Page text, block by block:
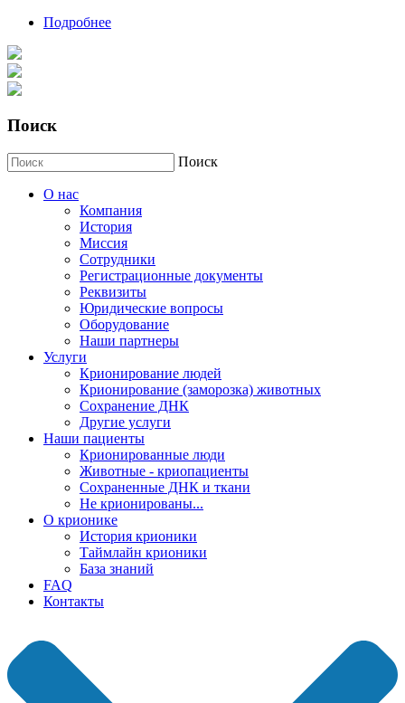
Подробнее
Поиск
Поиск
О нас
Компания
История
Миссия
Сотрудники
Регистрационные документы
Реквизиты
Юридические вопросы
Оборудование
Наши партнеры
Услуги
Крионирование людей
Крионирование (заморозка) животных
Сохранение ДНК
Другие услуги
Наши пациенты
Крионированные люди
Животные - криопациенты
Сохраненные ДНК и ткани
Не крионированы...
О крионике
История крионики
Таймлайн крионики
База знаний
FAQ
Контакты